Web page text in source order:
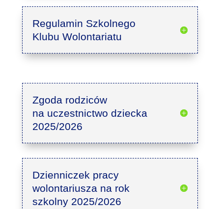
Regulamin Szkolnego
Klubu Wolontariatu
Zgoda rodziców
na uczestnictwo dziecka
2025/2026
Dzienniczek pracy
wolontariusza na rok
szkolny 2025/2026